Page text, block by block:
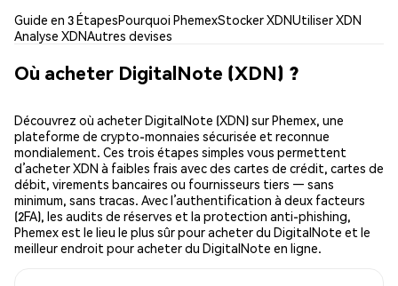
Guide en 3 ÉtapesPourquoi PhemexStocker XDNUtiliser XDN
Analyse XDNAutres devises
Où acheter DigitalNote (XDN) ?
Découvrez où acheter DigitalNote (XDN) sur Phemex, une
plateforme de crypto-monnaies sécurisée et reconnue
mondialement. Ces trois étapes simples vous permettent
d’acheter XDN à faibles frais avec des cartes de crédit, cartes de
débit, virements bancaires ou fournisseurs tiers — sans
minimum, sans tracas. Avec l’authentification à deux facteurs
(2FA), les audits de réserves et la protection anti-phishing,
Phemex est le lieu le plus sûr pour acheter du DigitalNote et le
meilleur endroit pour acheter du DigitalNote en ligne.